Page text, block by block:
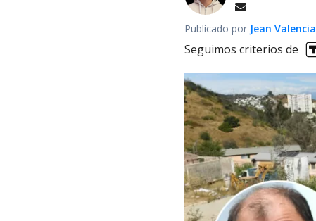
Publicado por Jean Valencia
Seguimos criterios de